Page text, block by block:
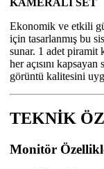
Ekonomik ve etkili
için tasarlanmış bu
sunar. 1 adet piramit
her açısını
görüntü kalitesini
TEKNİK
Monitör